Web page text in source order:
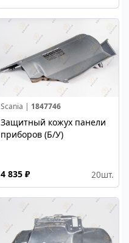
Scania | 1847746
Защитный кожух панели
приборов (Б/У)
4 835 ₽ 20шт.